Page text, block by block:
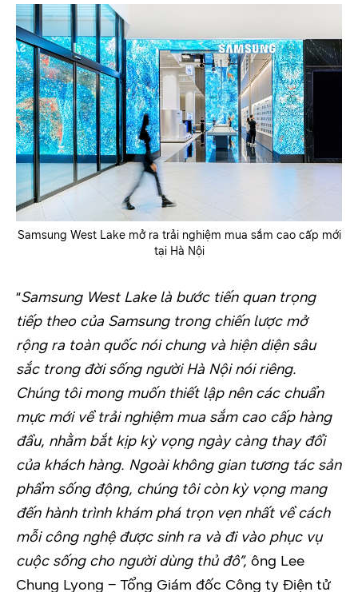
Samsung West Lake mở ra trải nghiệm mua sắm cao cấp mới
tại Hà Nội
“Samsung West Lake là bước tiến quan trọng
tiếp theo của Samsung trong chiến lược mở
rộng ra toàn quốc nói chung và hiện diện sâu
sắc trong đời sống người Hà Nội nói riêng.
Chúng tôi mong muốn thiết lập nên các chuẩn
mực mới về trải nghiệm mua sắm cao cấp hàng
đầu, nhằm bắt kịp kỳ vọng ngày càng thay đổi
của khách hàng. Ngoài không gian tương tác sản
phẩm sống động, chúng tôi còn kỳ vọng mang
đến hành trình khám phá trọn vẹn nhất về cách
mỗi công nghệ được sinh ra và đi vào phục vụ
cuộc sống cho người dùng thủ đô”, ông Lee
Chung Lyong – Tổng Giám đốc Công ty Điện tử